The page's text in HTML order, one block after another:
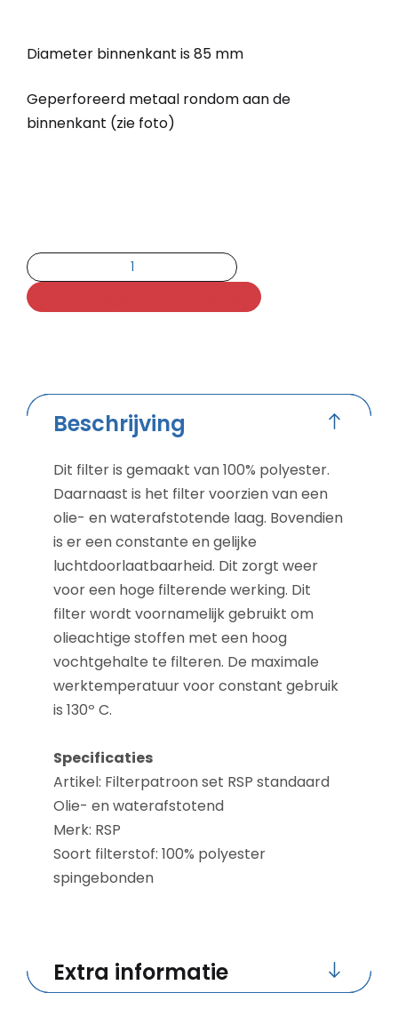
Diameter binnenkant is 85 mm
Geperforeerd metaal rondom aan de
binnenkant (zie foto)
Beschrijving
Dit filter is gemaakt van 100% polyester.
Daarnaast is het filter voorzien van een
olie- en waterafstotende laag. Bovendien
is er een constante en gelijke
luchtdoorlaatbaarheid. Dit zorgt weer
voor een hoge filterende werking. Dit
filter wordt voornamelijk gebruikt om
olieachtige stoffen met een hoog
vochtgehalte te filteren. De maximale
werktemperatuur voor constant gebruik
is 130º C.
Specificaties
Artikel: Filterpatroon set RSP standaard
Olie- en waterafstotend
Merk: RSP
Soort filterstof: 100% polyester
spingebonden
Extra informatie